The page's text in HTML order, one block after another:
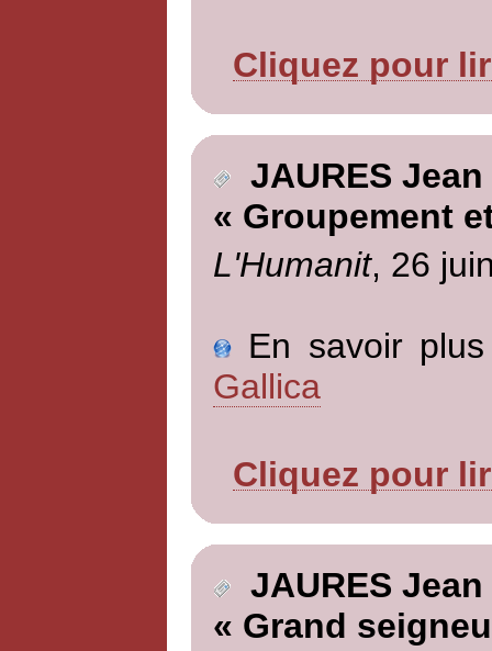
Cliquez pour
JAURES Jean
« Groupement
L'Humanit, 26
En savoir
Gallica
Cliquez pour
JAURES Jean
« Grand